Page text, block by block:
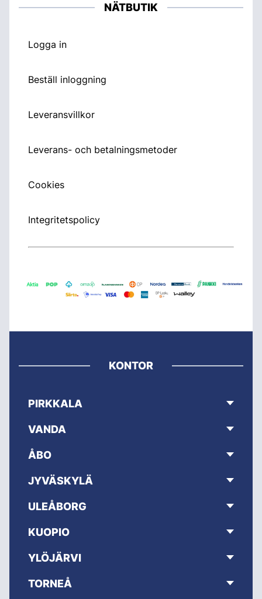
NÄTBUTIK
Logga in
Beställ inloggning
Leveransvillkor
Leverans- och betalningsmetoder
Cookies
Integritetspolicy
KONTOR
PIRKKALA
VANDA
ÅBO
JYVÄSKYLÄ
ULEÅBORG
KUOPIO
YLÖJÄRVI
TORNEÅ